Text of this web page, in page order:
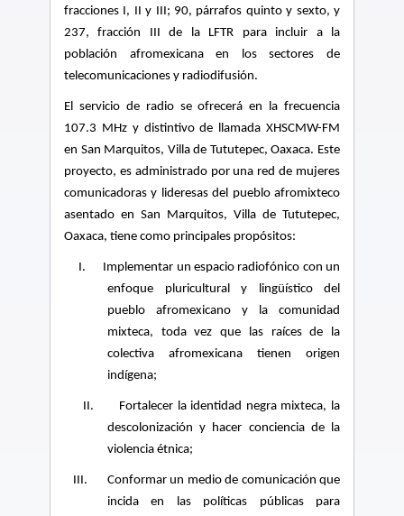
fracciones I, II y III; 90, párrafos quinto y sexto, y
237, fracción III de la LFTR para incluir a la
población afromexicana en los sectores de
telecomunicaciones y radiodifusión.
El servicio de radio se ofrecerá en la frecuencia
107.3 MHz y distintivo de llamada XHSCMW-FM
en San Marquitos, Villa de Tututepec, Oaxaca. Este
proyecto, es administrado por una red de mujeres
comunicadoras y lideresas del pueblo afromixteco
asentado en San Marquitos, Villa de Tututepec,
Oaxaca, tiene como principales propósitos:
I.
Implementar un espacio radiofónico con un
enfoque pluricultural y lingüístico del
pueblo afromexicano y la comunidad
mixteca, toda vez que las raíces de la
colectiva afromexicana tienen origen
indígena;
II.
Fortalecer la identidad negra mixteca, la
descolonización y hacer conciencia de la
violencia étnica;
III.
Conformar un medio de comunicación que
incida en las políticas públicas para